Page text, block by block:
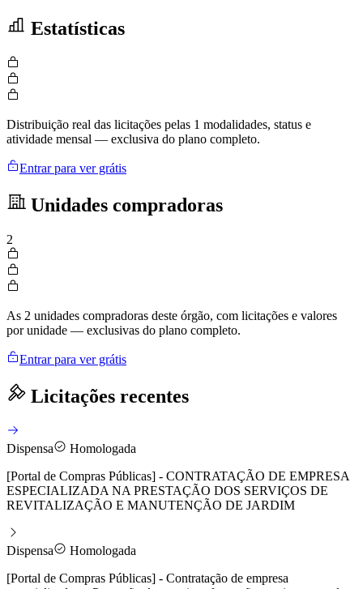
Estatísticas
Distribuição real das licitações pelas 1 modalidades, status e
atividade mensal — exclusiva do plano completo.
Entrar para ver grátis
Unidades compradoras
2
As 2 unidades compradoras deste órgão, com licitações e valores
por unidade — exclusivas do plano completo.
Entrar para ver grátis
Licitações recentes
Dispensa
Homologada
[Portal de Compras Públicas] - CONTRATAÇÃO DE EMPRESA
ESPECIALIZADA NA PRESTAÇÃO DOS SERVIÇOS DE
REVITALIZAÇÃO E MANUTENÇÃO DE JARDIM
Dispensa
Homologada
[Portal de Compras Públicas] - Contratação de empresa